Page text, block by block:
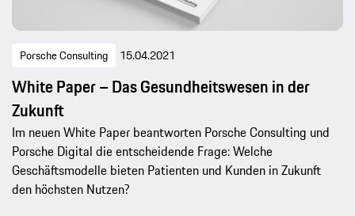
Porsche Consulting 15.04.2021
White Paper – Das Gesundheitswesen in der
Zukunft
Im neuen White Paper beantworten Porsche Consulting und
Porsche Digital die entscheidende Frage: Welche
Geschäftsmodelle bieten Patienten und Kunden in Zukunft
den höchsten Nutzen?